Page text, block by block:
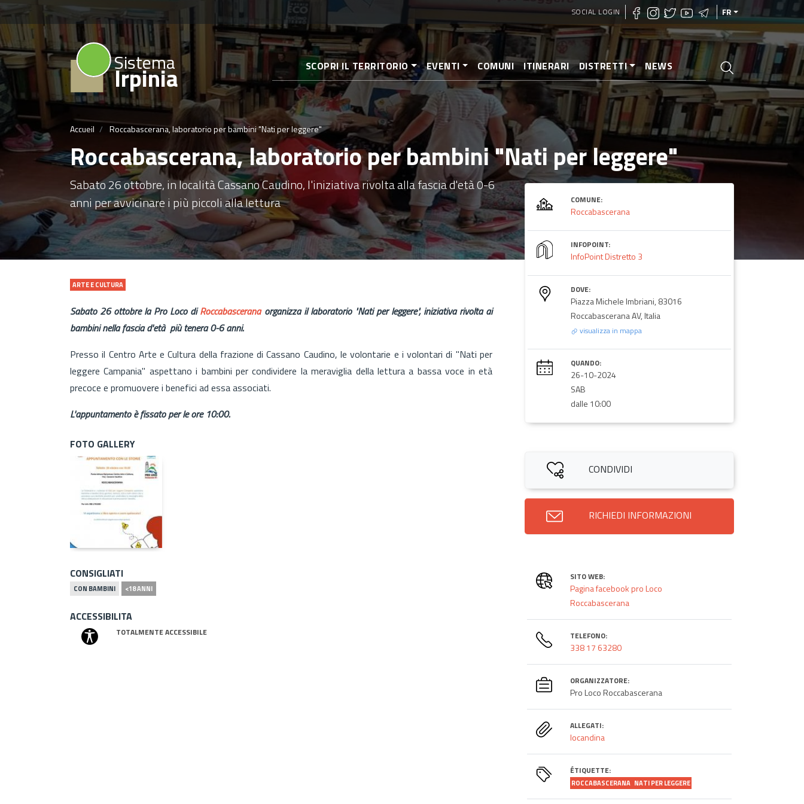
Aller
au
contenu
principal
SOCIAL LOGIN FR
Sistema
Irpinia SCOPRI IL TERRITORIO EVENTI COMUNI ITINERARI DISTRETTI NEWS
Accueil Roccabascerana, laboratorio per bambini "Nati per leggere"
Roccabascerana, laboratorio per bambini "Nati per leggere"
Sabato 26 ottobre, in località Cassano Caudino, l'iniziativa rivolta alla fascia d'età 0-6
anni per avvicinare i più piccoli alla lettura
ARTE E CULTURA
Sabato 26 ottobre la Pro Loco diRoccabasceranaorganizza il laboratorio "Nati per leggere", iniziativa rivolta ai
bambini nella fascia d'età più tenera 0-6 anni.
Presso il Centro Arte e Cultura della frazione di Cassano Caudino, le volontarie e i volontari di "Nati per
leggere Campania" aspettano i bambini per condividere la meraviglia della lettura a bassa voce in età
precoce e promuovere i benefici ad essa associati.
L'appuntamento è fissato per le ore 10:00.
FOTO GALLERY
CONSIGLIATI
CON BAMBINI <18 ANNI
ACCESSIBILITA
TOTALMENTE ACCESSIBILE
COMUNE:
Roccabascerana
INFOPOINT:
InfoPoint Distretto 3
DOVE:
Piazza Michele Imbriani, 83016
Roccabascerana AV, Italia
visualizza in mappa
QUANDO:
26-10-2024
SAB
dalle 10:00
CONDIVIDI
RICHIEDI INFORMAZIONI
SITO WEB:
Pagina facebook pro Loco
Roccabascerana
TELEFONO:
338 17 63280
ORGANIZZATORE:
Pro Loco Roccabascerana
ALLEGATI:
locandina
ÉTIQUETTE:
ROCCABASCERANA NATI PER LEGGERE